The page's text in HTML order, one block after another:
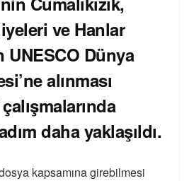
ve Hanlar
UNESCO Dünya
alınması
daha yaklaşıldı.
kapsamına girebilmesi